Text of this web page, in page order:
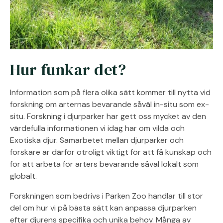
Hur funkar det?
Information som på flera olika sätt kommer till nytta vid
forskning om arternas bevarande såväl in-situ som ex-
situ. Forskning i djurparker har gett oss mycket av den
värdefulla informationen vi idag har om vilda och
Exotiska djur. Samarbetet mellan djurparker och
forskare är därför otroligt viktigt för att få kunskap och
för att arbeta för arters bevarande såväl lokalt som
globalt.
Forskningen som bedrivs i Parken Zoo handlar till stor
del om hur vi på bästa sätt kan anpassa djurparken
efter djurens specifika och unika behov. Många av